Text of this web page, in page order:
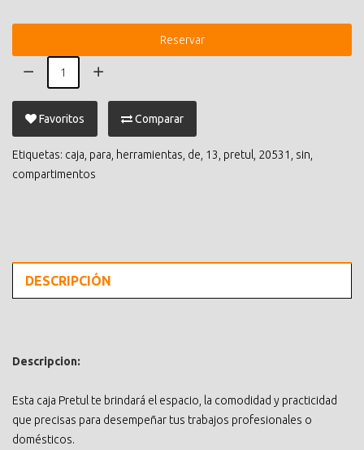
Reservar
Favoritos Comparar
Etiquetas: caja para herramientas de 13 pretul 20531 sin
compartimentos
DESCRIPCIÓN
Descripcion:
Esta caja Pretul te brindará el espacio, la comodidad y practicidad
que precisas para desempeñar tus trabajos profesionales o
domésticos.